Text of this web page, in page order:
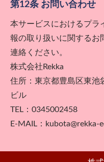
第12条 お問い合わせ
本サービスにおけるプラ
報の取り扱いに関するお
連絡ください。
株式会社Rekka
住所：東京都豊島区東池
ビル
TEL：0345002458
E-MAIL：kubota@rekka-